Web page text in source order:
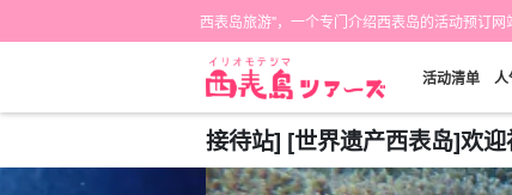
西表岛旅游"，一个专门介绍西表岛的活动预订网
活动清单 人
接待站] [世界遗产西表岛]欢